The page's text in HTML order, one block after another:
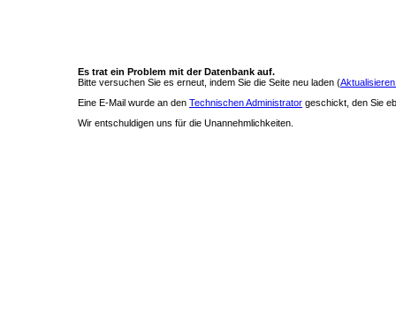
Es trat ein Problem mit der Datenbank auf.
Bitte versuchen Sie es erneut, indem Sie die Seite neu laden (
Eine E-Mail wurde an den Technischen Administrator geschickt, den Sie
Wir entschuldigen uns für die Unannehmlichkeiten.